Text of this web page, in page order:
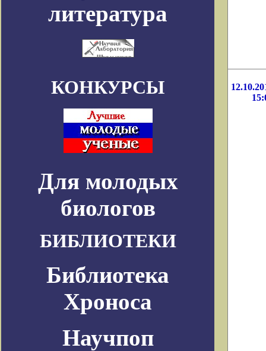
литература
КОНКУРСЫ
Для молодых
биологов
БИБЛИОТЕКИ
Библиотека
Хроноса
Научпоп